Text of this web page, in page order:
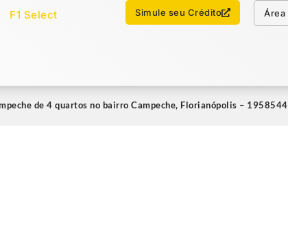
F1 Select Simule seu Crédito Área
Imóveis Select
Chamar no WhatsApp
de 4 quartos no bairro Campeche, Florianópolis – 1958544